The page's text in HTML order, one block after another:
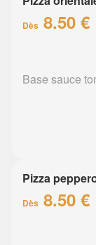
Dès 8.50 €
Base sauce
Pizza
Dès 8.50 €